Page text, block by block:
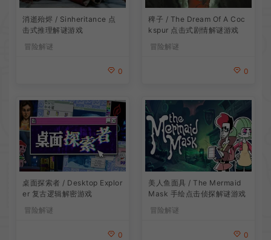
消逝殆烬 / Sinheritance 点
击式推理解谜游戏
冒险解谜
0
稗子 / The Dream Of A Coc
kspur 点击式剧情解谜游戏
冒险解谜
0
桌面探索者 / Desktop Explor
er 复古逻辑解密游戏
冒险解谜
0
美人鱼面具 / The Mermaid
Mask 手绘点击侦探解谜游戏
冒险解谜
0